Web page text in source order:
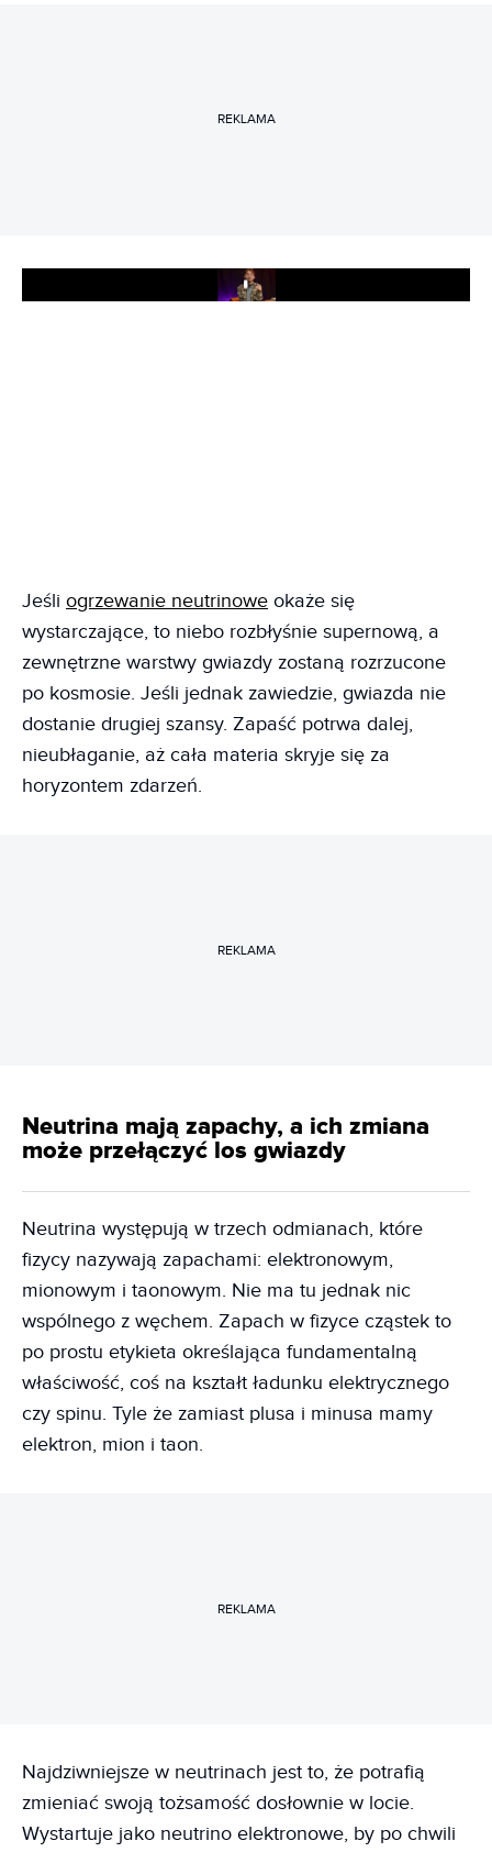
REKLAMA
Play
Jeśli ogrzewanie neutrinowe okaże się
wystarczające, to niebo rozbłyśnie supernową, a
zewnętrzne warstwy gwiazdy zostaną rozrzucone
po kosmosie. Jeśli jednak zawiedzie, gwiazda nie
dostanie drugiej szansy. Zapaść potrwa dalej,
nieubłaganie, aż cała materia skryje się za
horyzontem zdarzeń.
REKLAMA
Neutrina mają zapachy, a ich zmiana
może przełączyć los gwiazdy
Neutrina występują w trzech odmianach, które
fizycy nazywają zapachami: elektronowym,
mionowym i taonowym. Nie ma tu jednak nic
wspólnego z węchem. Zapach w fizyce cząstek to
po prostu etykieta określająca fundamentalną
właściwość, coś na kształt ładunku elektrycznego
czy spinu. Tyle że zamiast plusa i minusa mamy
elektron, mion i taon.
REKLAMA
Najdziwniejsze w neutrinach jest to, że potrafią
zmieniać swoją tożsamość dosłownie w locie.
Wystartuje jako neutrino elektronowe, by po chwili